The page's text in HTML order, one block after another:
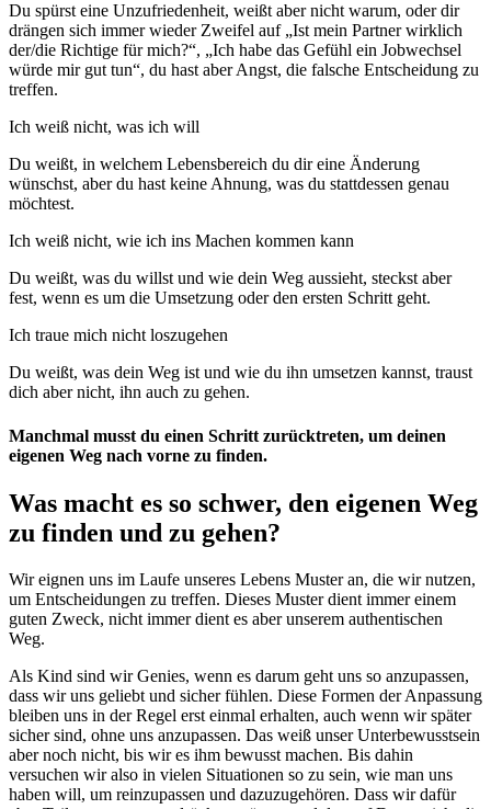
Du spürst eine Unzufriedenheit, weißt aber nicht warum, oder dir
drängen sich immer wieder Zweifel auf „Ist mein Partner wirklich
der/die Richtige für mich?“, „Ich habe das Gefühl ein Jobwechsel
würde mir gut tun“, du hast aber Angst, die falsche Entscheidung zu
treffen.
Ich weiß nicht, was ich will
Du weißt, in welchem Lebensbereich du dir eine Änderung
wünschst, aber du hast keine Ahnung, was du stattdessen genau
möchtest.
Ich weiß nicht, wie ich ins Machen kommen kann
Du weißt, was du willst und wie dein Weg aussieht, steckst aber
fest, wenn es um die Umsetzung oder den ersten Schritt geht.
Ich traue mich nicht loszugehen
Du weißt, was dein Weg ist und wie du ihn umsetzen kannst, traust
dich aber nicht, ihn auch zu gehen.
Manchmal musst du einen Schritt zurücktreten, um deinen
eigenen Weg nach vorne zu finden.
Was macht es so schwer, den eigenen Weg
zu finden und zu gehen?
Wir eignen uns im Laufe unseres Lebens Muster an, die wir nutzen,
um Entscheidungen zu treffen. Dieses Muster dient immer einem
guten Zweck, nicht immer dient es aber unserem authentischen
Weg.
Als Kind sind wir Genies, wenn es darum geht uns so anzupassen,
dass wir uns geliebt und sicher fühlen. Diese Formen der Anpassung
bleiben uns in der Regel erst einmal erhalten, auch wenn wir später
sicher sind, ohne uns anzupassen. Das weiß unser Unterbewusstsein
aber noch nicht, bis wir es ihm bewusst machen. Bis dahin
versuchen wir also in vielen Situationen so zu sein, wie man uns
haben will, um reinzupassen und dazuzugehören. Dass wir dafür